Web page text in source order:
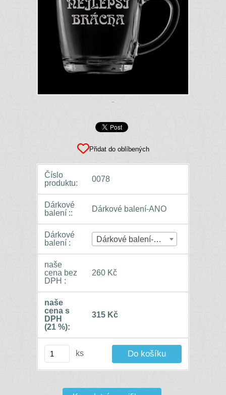
Přidat do oblíbených
Číslo
produktu:
0078
Dárkové
balení ::
Dárkové balení-ANO
Dárkové
balení :
Dárkové balení-ANO
naše
cena bez
DPH :
260 Kč
naše
cena s
DPH
(21 %):
315 Kč
ks